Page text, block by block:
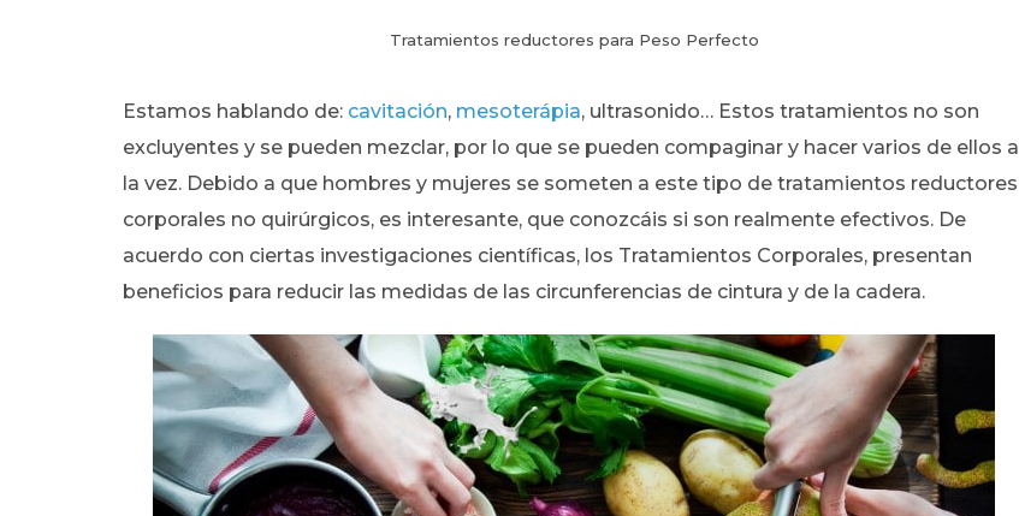
Tratamientos reductores para Peso Perfecto
Estamos hablando de: cavitación, mesoterápia, ultrasonido… Estos tratamientos no son
excluyentes y se pueden mezclar, por lo que se pueden compaginar y hacer varios de ellos a
la vez. Debido a que hombres y mujeres se someten a este tipo de tratamientos reductores
corporales no quirúrgicos, es interesante, que conozcáis si son realmente efectivos. De
acuerdo con ciertas investigaciones científicas, los Tratamientos Corporales, presentan
beneficios para reducir las medidas de las circunferencias de cintura y de la cadera.